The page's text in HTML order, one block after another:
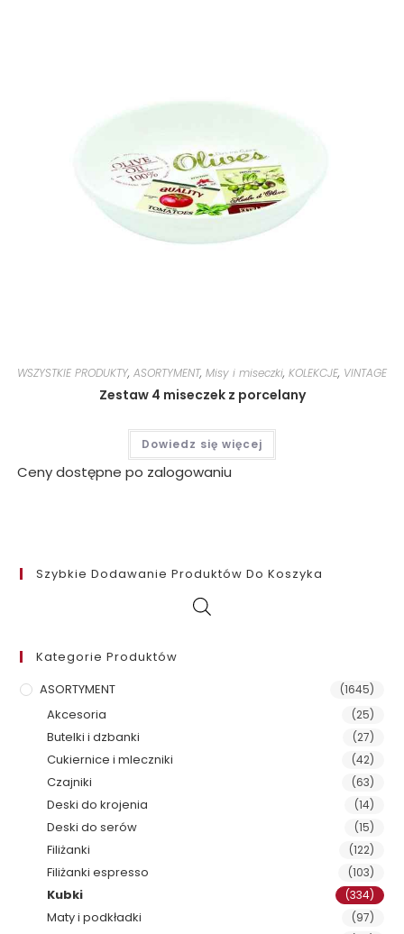
WSZYSTKIE PRODUKTY, ASORTYMENT, Misy i miseczki, KOLEKCJE, VINTAGE
Zestaw 4 miseczek z porcelany
Dowiedz się więcej
Ceny dostępne po zalogowaniu
Szybkie Dodawanie Produktów Do Koszyka
Kategorie Produktów
ASORTYMENT
(1645)
Akcesoria (25)
Butelki i dzbanki (27)
Cukiernice i mleczniki (42)
Czajniki (63)
Deski do krojenia (14)
Deski do serów (15)
Filiżanki (122)
Filiżanki espresso (103)
Kubki (334)
Maty i podkładki (97)